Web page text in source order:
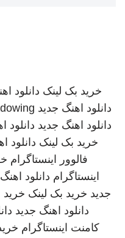
خرید بک لینک دانلود
دانلود اهنگ جدید
دانلود اهنگ جدید دانلود
خرید بک لینک دانلود
فالوور اینستاگرام
اینستاگرام دانلود
جدید خرید بک لینک خرید
دانلود اهنگ جدید
کامنت اینستاگرام